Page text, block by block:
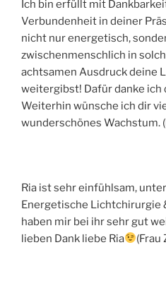
Ich bin erfüllt mit
Verbundenheit in deiner
nicht nur energetisch,
zwischenmenschlich in
achtsamen Ausdruck deine
weitergibst! Dafür danke ich
Weiterhin wünsche ich dir
wunderschönes Wachstum.
Ria ist sehr einfühlsam,
Energetische Lichtchirurgie
haben mir bei ihr sehr gut
lieben Dank liebe Ria
(Frau